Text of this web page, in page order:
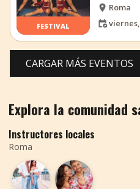
FESTIVAL
Roma
CARGAR MÁS EVENTOS
Explora la comunidad
Instructores locales
Roma
JB AB